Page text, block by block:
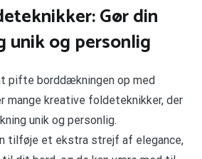
Gør din
og personlig
pifte borddækningen op med
mange kreative foldeteknikker, der
unik og personlig.
tilføje et ekstra strejf af elegance,